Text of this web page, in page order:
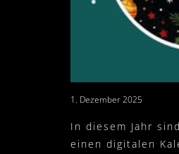
1. Dezember 2025
In diesem Jahr
einen digitalen